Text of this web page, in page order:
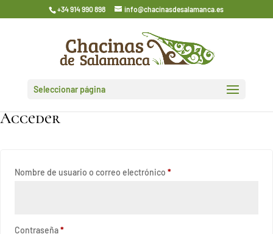
+34 914 990 898 info@chacinasdesalamanca.es
Seleccionar página
Acceder
Nombre de usuario o correo electrónico *Obligatorio
Contraseña*Obligatorio